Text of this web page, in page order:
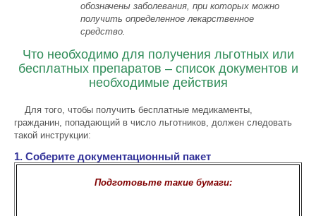
обозначены заболевания, при которых можно
получить определенное лекарственное
средство.
Что необходимо для получения льготных или
бесплатных препаратов – список документов и
необходимые действия
Для того, чтобы получить бесплатные медикаменты,
гражданин, попадающий в число льготников, должен следовать
такой инструкции:
1. Соберите документационный пакет
Подготовьте такие бумаги: